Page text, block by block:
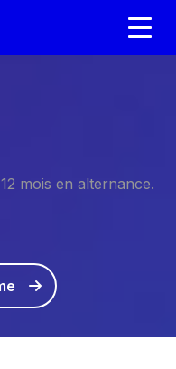
mois en alternance.